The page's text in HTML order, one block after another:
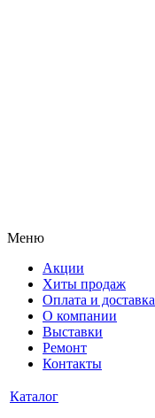
Меню
Акции
Хиты продаж
Оплата и доставка
О компании
Выставки
Ремонт
Контакты
Каталог